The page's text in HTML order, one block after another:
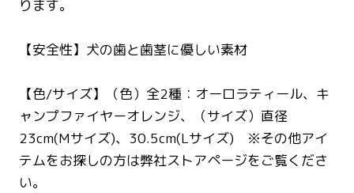
ります。
【安全性】犬の歯と歯茎に優しい素材
【色/サイズ】（色）全2種：オーロラティール、キ
ャンプファイヤーオレンジ、（サイズ）直径
23cm(Mサイズ)、30.5cm(Lサイズ) ※その他アイ
テムをお探しの方は弊社ストアページをご覧くださ
い。